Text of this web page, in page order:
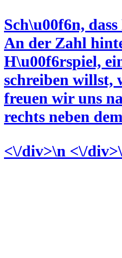
Sch\u00f6n,
An der Zahl
H\u00f6rspiel,
schreiben willst,
freuen wir uns
rechts neben
<\/div>\n <\/